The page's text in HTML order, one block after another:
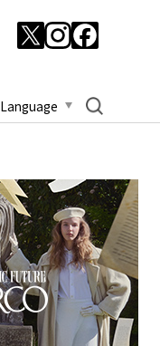
Language